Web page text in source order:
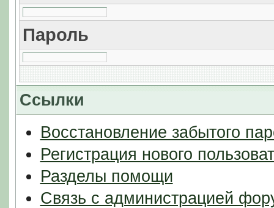
Пароль
Ссылки
Восстановление забытого
Регистрация нового
Разделы помощи
Связь с администрацией